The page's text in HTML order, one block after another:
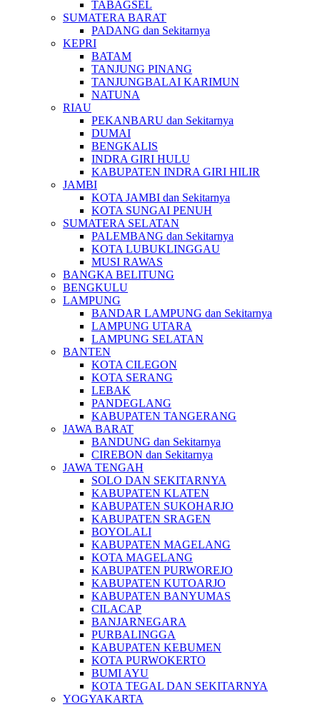
TABAGSEL
SUMATERA BARAT
PADANG dan Sekitarnya
KEPRI
BATAM
TANJUNG PINANG
TANJUNGBALAI KARIMUN
NATUNA
RIAU
PEKANBARU dan Sekitarnya
DUMAI
BENGKALIS
INDRA GIRI HULU
KABUPATEN INDRA GIRI HILIR
JAMBI
KOTA JAMBI dan Sekitarnya
KOTA SUNGAI PENUH
SUMATERA SELATAN
PALEMBANG dan Sekitarnya
KOTA LUBUKLINGGAU
MUSI RAWAS
BANGKA BELITUNG
BENGKULU
LAMPUNG
BANDAR LAMPUNG dan Sekitarnya
LAMPUNG UTARA
LAMPUNG SELATAN
BANTEN
KOTA CILEGON
KOTA SERANG
LEBAK
PANDEGLANG
KABUPATEN TANGERANG
JAWA BARAT
BANDUNG dan Sekitarnya
CIREBON dan Sekitarnya
JAWA TENGAH
SOLO DAN SEKITARNYA
KABUPATEN KLATEN
KABUPATEN SUKOHARJO
KABUPATEN SRAGEN
BOYOLALI
KABUPATEN MAGELANG
KOTA MAGELANG
KABUPATEN PURWOREJO
KABUPATEN KUTOARJO
KABUPATEN BANYUMAS
CILACAP
BANJARNEGARA
PURBALINGGA
KABUPATEN KEBUMEN
KOTA PURWOKERTO
BUMI AYU
KOTA TEGAL DAN SEKITARNYA
YOGYAKARTA